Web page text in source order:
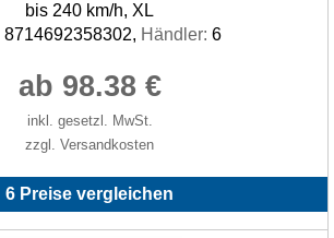
bis 240 km/h, XL
8714692358302, Händler: 6
ab 98.38 €
inkl. gesetzl. MwSt.
zzgl. Versandkosten
6 Preise vergleichen